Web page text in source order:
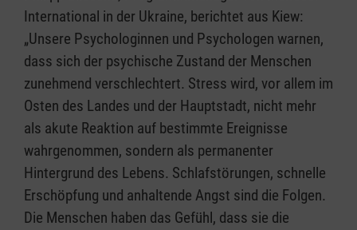
International in der Ukraine, berichtet aus Kiew:
„Unsere Psychologinnen und Psychologen warnen,
dass sich der psychische Zustand der Menschen
zunehmend verschlechtert. Stress wird, vor allem im
Osten des Landes und der Hauptstadt, nicht mehr
als akute Reaktion auf bestimmte Ereignisse
wahrgenommen, sondern als permanenter
Hintergrund des Lebens. Schlafstörungen, schnelle
Erschöpfung und anhaltende Angst sind die Folgen.
Die Menschen haben das Gefühl, dass sie die